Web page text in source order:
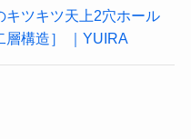
キツキツ天上2穴ホール
層構造］ ｜YUIRA